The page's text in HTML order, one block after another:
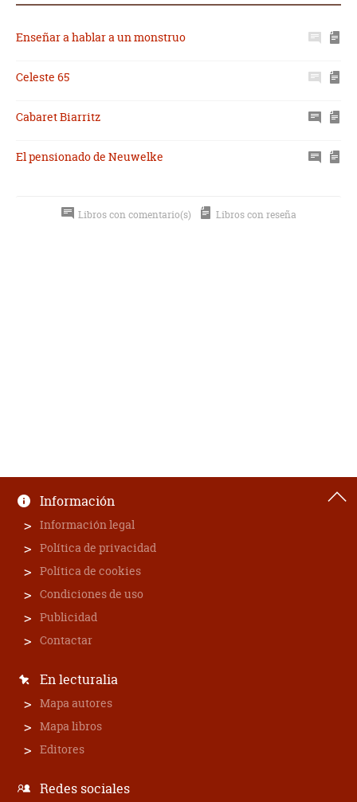
Enseñar a hablar a un monstruo
Celeste 65
Cabaret Biarritz
El pensionado de Neuwelke
Libros con comentario(s) Libros con reseña
Información
Información legal
Política de privacidad
Política de cookies
Condiciones de uso
Publicidad
Contactar
En lecturalia
Mapa autores
Mapa libros
Editores
Redes sociales